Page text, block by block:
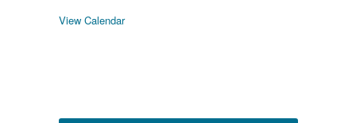
View Calendar